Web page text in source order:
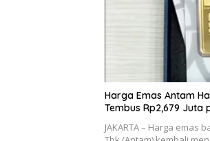
Harga Emas Antam
Tembus Rp2,679 Juta
JAKARTA – Harga emas